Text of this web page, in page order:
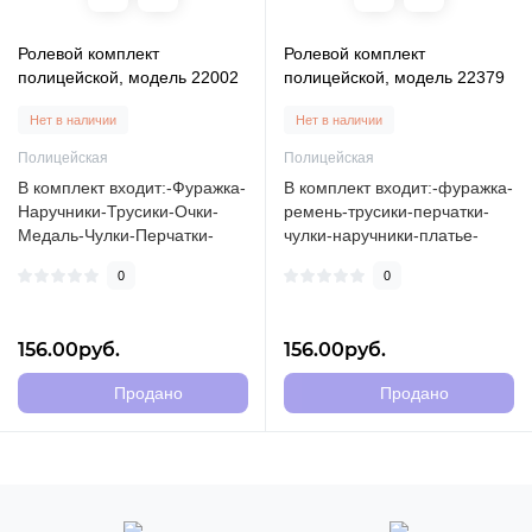
Ролевой комплект
полицейской, модель 22002
Нет в наличии
Полицейская
В комплект входит:-Фуражка-
Наручники-Трусики-Очки-
Медаль-Чулки-Перчатки-
0
156.00руб.
Продано
Ролевой комплект
полицейской, модель 22379
Нет в наличии
Полицейская
В комплект входит:-фуражка-
ремень-трусики-перчатки-
чулки-наручники-платье-
0
156.00руб.
Продано